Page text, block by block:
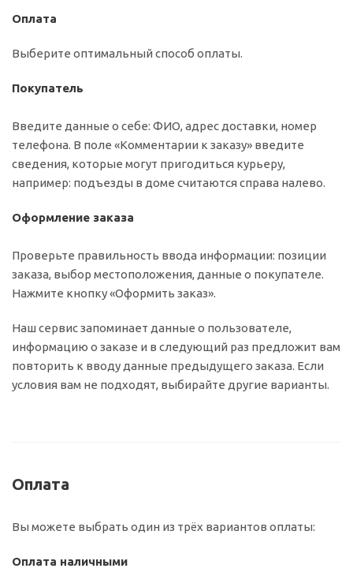
Оплата
Выберите оптимальный способ оплаты.
Покупатель
Введите данные о себе: ФИО, адрес доставки, номер
телефона. В поле «Комментарии к заказу» введите
сведения, которые могут пригодиться курьеру,
например: подъезды в доме считаются справа налево.
Оформление заказа
Проверьте правильность ввода информации: позиции
заказа, выбор местоположения, данные о покупателе.
Нажмите кнопку «Оформить заказ».
Наш сервис запоминает данные о пользователе,
информацию о заказе и в следующий раз предложит вам
повторить к вводу данные предыдущего заказа. Если
условия вам не подходят, выбирайте другие варианты.
Оплата
Вы можете выбрать один из трёх вариантов оплаты:
Оплата наличными